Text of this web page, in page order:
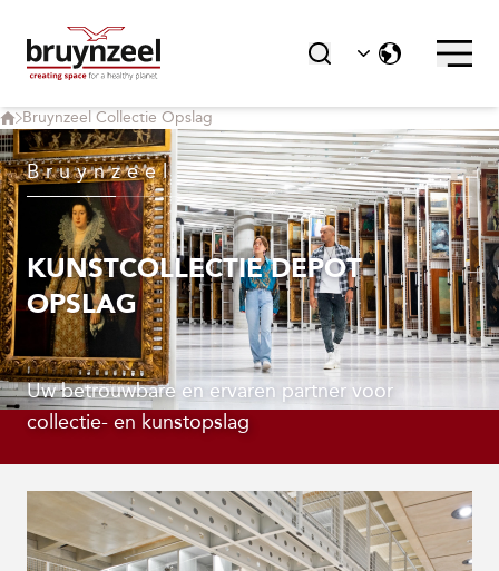
Bruynzeel Collectie Opslag
Bruynzeel
KUNSTCOLLECTIE DEPOT
OPSLAG
Uw betrouwbare en ervaren partner voor
collectie- en kunstopslag